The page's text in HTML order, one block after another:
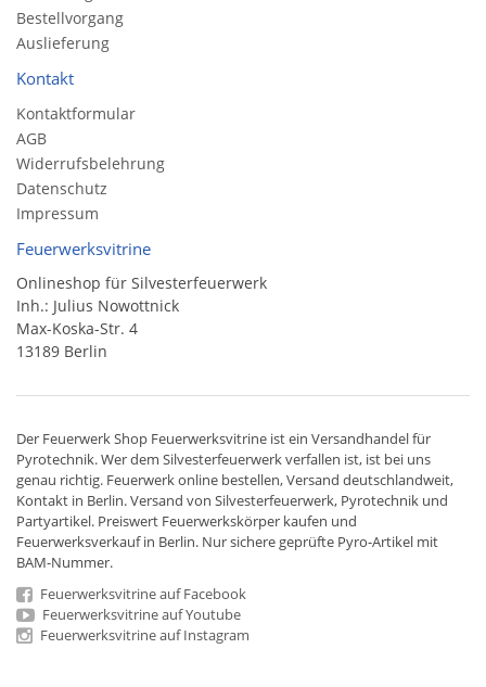
Bestellvorgang
Auslieferung
Kontakt
Kontaktformular
AGB
Widerrufsbelehrung
Datenschutz
Impressum
Feuerwerksvitrine
Onlineshop für Silvesterfeuerwerk
Inh.: Julius Nowottnick
Max-Koska-Str. 4
13189 Berlin
Der Feuerwerk Shop Feuerwerksvitrine ist ein Versandhandelfür
Pyrotechnik. Wer dem Silvesterfeuerwerk verfallen ist, ist bei uns
genau richtig. Feuerwerk online bestellen,Versand deutschlandweit,
Kontakt in Berlin. Versand von Silvesterfeuerwerk, Pyrotechnik und
Partyartikel. Preiswert Feuerwerkskörper kaufen und
Feuerwerksverkauf in Berlin. Nur sichere geprüfte Pyro-Artikel mit
BAM-Nummer.
Feuerwerksvitrine auf Facebook
Feuerwerksvitrine auf Youtube
Feuerwerksvitrine auf Instagram